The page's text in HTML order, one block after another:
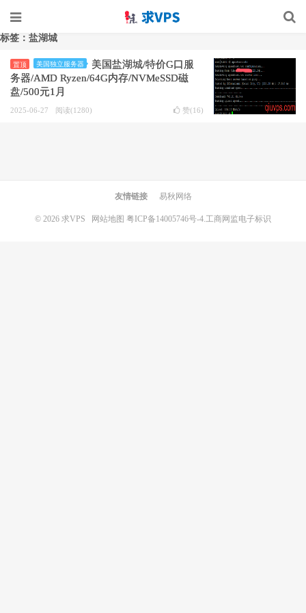
标签：盐湖城
美国独立服务器
美国盐湖城/特价G口服
务器/AMD Ryzen/64G内存/NVMeSSD磁
盘/500元1月
置顶
2025-06-27 阅读(1280) 赞(16)
友情链接 易秋网络
© 2026 求VPS 网站地图 粤ICP备14005746号-4.工商网监电子标识